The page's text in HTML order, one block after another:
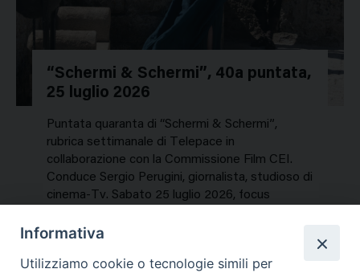
“Schermi & Schermi”, 40a puntata,
25 luglio 2026
Puntata quaranta di “Schermi & Schermi”,
rubrica settimanale di Telepace in
collaborazione con la Commissione Film CEI.
Conduce Sergio Perugini, giornalista, studioso di
cinema-Tv. Sabato 25 luglio 2026, focus
NEWS, PERCORSI TEMATICI
Mercoledì 29 Luglio 2026
Informativa
Utilizziamo cookie o tecnologie simili per